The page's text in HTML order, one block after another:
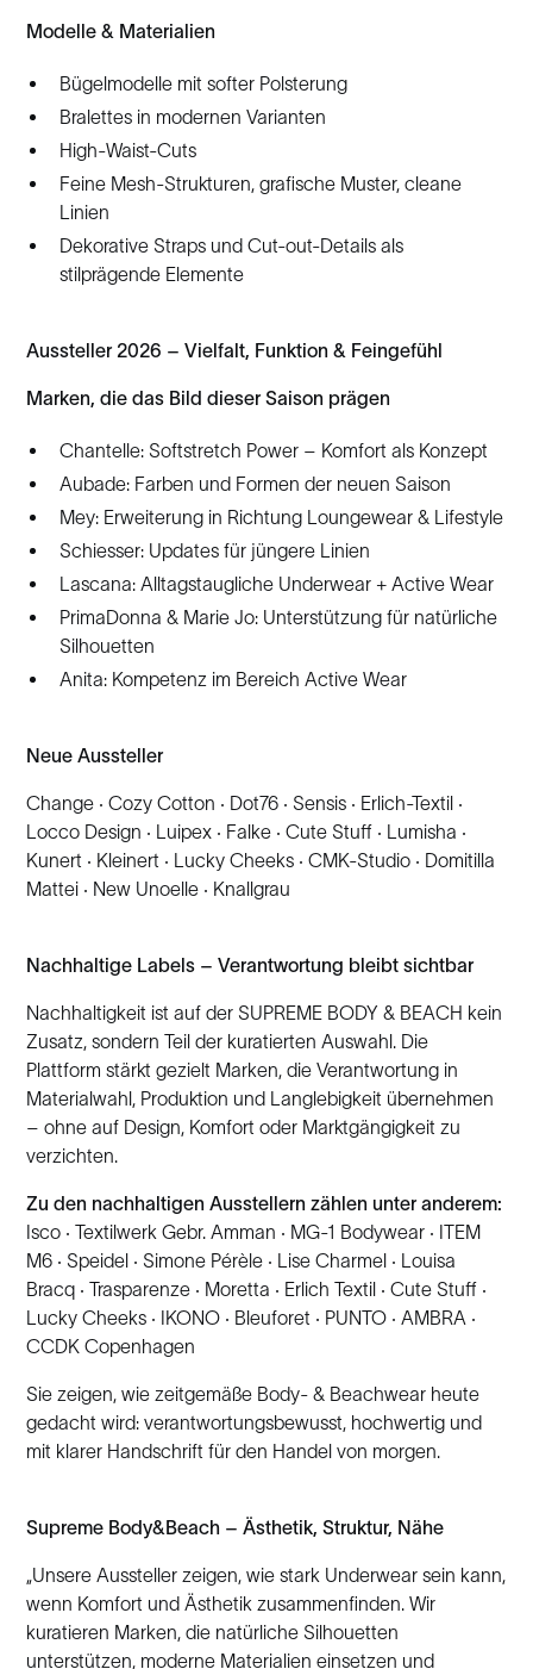
Modelle & Materialien
Bügelmodelle mit softer Polsterung
Bralettes in modernen Varianten
High-Waist-Cuts
Feine Mesh-Strukturen, grafische Muster, cleane
Linien
Dekorative Straps und Cut-out-Details als
stilprägende Elemente
Aussteller 2026 – Vielfalt, Funktion & Feingefühl
Marken, die das Bild dieser Saison prägen
Chantelle: Softstretch Power – Komfort als Konzept
Aubade: Farben und Formen der neuen Saison
Mey: Erweiterung in Richtung Loungewear & Lifestyle
Schiesser: Updates für jüngere Linien
Lascana: Alltagstaugliche Underwear + Active Wear
PrimaDonna & Marie Jo: Unterstützung für natürliche
Silhouetten
Anita: Kompetenz im Bereich Active Wear
Neue Aussteller
Change · Cozy Cotton · Dot76 · Sensis · Erlich-Textil ·
Locco Design · Luipex · Falke · Cute Stuff · Lumisha ·
Kunert · Kleinert · Lucky Cheeks · CMK-Studio · Domitilla
Mattei · New Unoelle · Knallgrau
Nachhaltige Labels – Verantwortung bleibt sichtbar
Nachhaltigkeit ist auf der SUPREME BODY & BEACH kein
Zusatz, sondern Teil der kuratierten Auswahl. Die
Plattform stärkt gezielt Marken, die Verantwortung in
Materialwahl, Produktion und Langlebigkeit übernehmen
– ohne auf Design, Komfort oder Marktgängigkeit zu
verzichten.
Zu den nachhaltigen Ausstellern zählen unter anderem:
Isco · Textilwerk Gebr. Amman · MG-1 Bodywear · ITEM
M6 · Speidel · Simone Pérèle · Lise Charmel · Louisa
Bracq · Trasparenze · Moretta · Erlich Textil · Cute Stuff ·
Lucky Cheeks · IKONO · Bleuforet · PUNTO · AMBRA ·
CCDK Copenhagen
Sie zeigen, wie zeitgemäße Body- & Beachwear heute
gedacht wird: verantwortungsbewusst, hochwertig und
mit klarer Handschrift für den Handel von morgen.
Supreme Body&Beach – Ästhetik, Struktur, Nähe
„Unsere Aussteller zeigen, wie stark Underwear sein kann,
wenn Komfort und Ästhetik zusammenfinden. Wir
kuratieren Marken, die natürliche Silhouetten
unterstützen, moderne Materialien einsetzen und